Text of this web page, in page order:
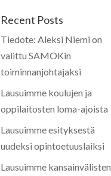
Recent Posts
Tiedote: Aleksi Niemi on
valittu SAMOKin
toiminnanjohtajaksi
Lausuimme koulujen ja
oppilaitosten loma-ajoista
Lausuimme esityksestä
uudeksi opintoetuuslaiksi
Lausuimme kansainvälisten